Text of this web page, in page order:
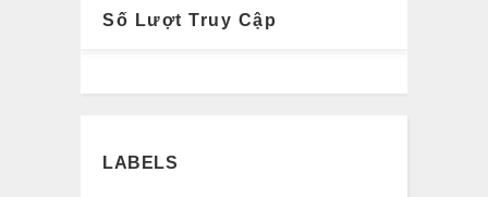
Số Lượt Truy Cập
LABELS